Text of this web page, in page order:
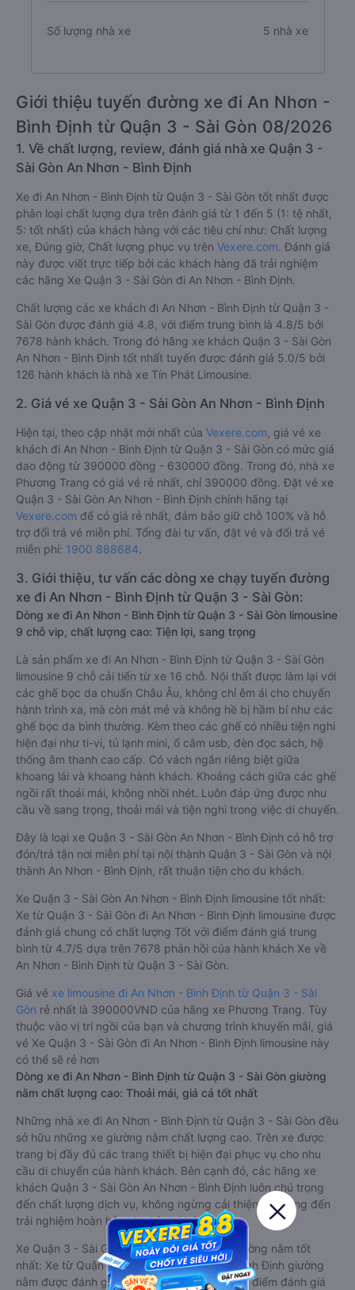
Số lượng nhà xe 5 nhà xe
Giới thiệu tuyến đường xe đi An Nhơn -
Bình Định từ Quận 3 - Sài Gòn 08/2026
1. Về chất lượng, review, đánh giá nhà xe Quận 3 -
Sài Gòn An Nhơn - Bình Định
Xe đi An Nhơn - Bình Định từ Quận 3 - Sài Gòn tốt nhất được
phân loại chất lượng dựa trên đánh giá từ 1 đến 5 (1: tệ nhất,
5: tốt nhất) của khách hàng với các tiêu chí như: Chất lượng
xe, Đúng giờ, Chất lượng phục vụ trên Vexere.com. Đánh giá
này được viết trực tiếp bởi các khách hàng đã trải nghiệm
các hãng Xe Quận 3 - Sài Gòn đi An Nhơn - Bình Định.
Chất lượng các xe khách đi An Nhơn - Bình Định từ Quận 3 -
Sài Gòn được đánh giá 4.8, với điểm trung bình là 4.8/5 bởi
7678 hành khách. Trong đó hãng xe khách Quận 3 - Sài Gòn
An Nhơn - Bình Định tốt nhất tuyến được đánh giá 5.0/5 bởi
126 hành khách là nhà xe Tín Phát Limousine.
2. Giá vé xe Quận 3 - Sài Gòn An Nhơn - Bình Định
Hiện tại, theo cập nhật mới nhất của Vexere.com , giá vé xe
khách đi An Nhơn - Bình Định từ Quận 3 - Sài Gòn có mức giá
dao động từ 390000 đồng - 630000 đồng. Trong đó, nhà xe
Phương Trang có giá vé rẻ nhất, chỉ 390000 đồng. Đặt vé xe
Quận 3 - Sài Gòn An Nhơn - Bình Định chính hãng tại
Vexere.com để có giá rẻ nhất, đảm bảo giữ chỗ 100% và hỗ
trợ đổi trả vé miễn phí. Tổng đài tư vấn, đặt vé và đổi trả vé
miễn phí: 1900 888684.
3. Giới thiệu, tư vấn các dòng xe chạy tuyến đường
xe đi An Nhơn - Bình Định từ Quận 3 - Sài Gòn:
Dòng xe đi An Nhơn - Bình Định từ Quận 3 - Sài Gòn limousine
9 chỗ vip, chất lượng cao: Tiện lợi, sang trọng
Là sản phẩm xe đi An Nhơn - Bình Định từ Quận 3 - Sài Gòn
limousine 9 chỗ cải tiến từ xe 16 chỗ. Nội thất được làm lại với
các ghế bọc da chuẩn Châu Âu, không chỉ êm ái cho chuyến
hành trình xa, mà còn mát mẻ và không hề bị hầm bí như các
ghế bọc da bình thường. Kèm theo các ghế có nhiều tiện nghi
hiện đại như ti-vi, tủ lạnh mini, ổ cắm usb, đèn đọc sách, hệ
thống âm thanh cao cấp. Có vách ngăn riêng biệt giữa
khoang lái và khoang hành khách. Khoảng cách giữa các ghế
ngồi rất thoải mái, không nhồi nhét. Luôn đáp ứng được nhu
cầu về sang trọng, thoải mái và tiện nghi trong việc di chuyển.
Đây là loại xe Quận 3 - Sài Gòn An Nhơn - Bình Định có hỗ trợ
đón/trả tận nơi miễn phí tại nội thành Quận 3 - Sài Gòn và nội
thành An Nhơn - Bình Định, rất thuận tiện cho du khách.
Xe Quận 3 - Sài Gòn An Nhơn - Bình Định limousine tốt nhất:
Xe từ Quận 3 - Sài Gòn đi An Nhơn - Bình Định limousine được
đánh giá chung có chất lượng Tốt với điểm đánh giá trung
bình từ 4.7/5 dựa trên 7678 phản hồi của hành khách Xe về
An Nhơn - Bình Định từ Quận 3 - Sài Gòn.
Giá vé xe limousine đi An Nhơn - Bình Định từ Quận 3 - Sài
Gòn rẻ nhất là 390000VND của hãng xe Phương Trang. Tùy
thuộc vào vị trí ngồi của bạn và chương trình khuyến mãi, giá
vé Xe Quận 3 - Sài Gòn đi An Nhơn - Bình Định limousine này
có thể sẽ rẻ hơn
Dòng xe đi An Nhơn - Bình Định từ Quận 3 - Sài Gòn giường
nằm chất lượng cao: Thoải mái, giá cả tốt nhất
Những nhà xe đi An Nhơn - Bình Định từ Quận 3 - Sài Gòn đều
sở hữu những xe giường nằm chất lượng cao. Trên xe được
trang bị đầy đủ các trang thiết bị hiện đại phục vụ cho nhu
cầu di chuyển của hành khách. Bên cạnh đó, các hãng xe
khách Quận 3 - Sài Gòn An Nhơn - Bình Định luôn chú trọng
đến chất lượng dịch vụ, không ngừng cải thiện để mang đến
trải nghiệm hoàn hảo cho hành khách.
Xe Quận 3 - Sài Gòn An Nhơn - Bình Định giường nằm tốt
nhất: Xe từ Quận 3 - Sài Gòn đi An Nhơn - Bình Định giường
nằm được đánh giá chung chất lượng Tốt với điểm đánh giá